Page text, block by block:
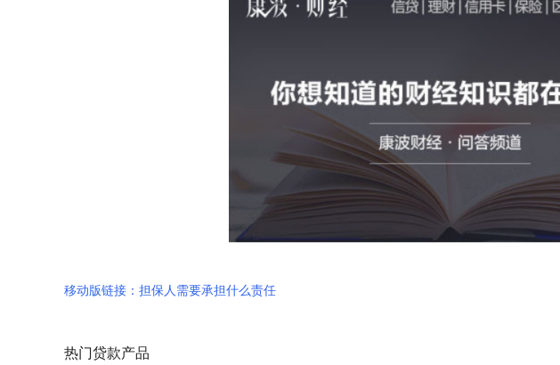
移动版链接：担保人需要承担什么责任
热门贷款产品